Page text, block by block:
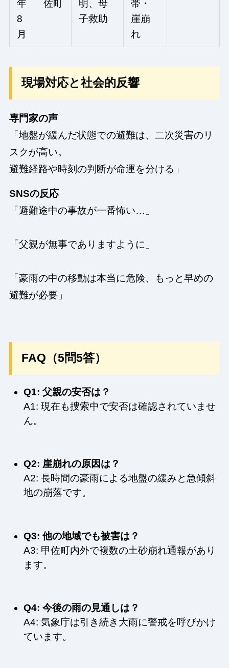
年
8
月
佐町
明、母
子救助
帯・
崖崩
れ
現場対応と社会的反響
専門家の声
「地盤が緩んだ状態での避難は、二次災害のリ
スクが高い。
避難経路や時刻の判断が命運を分ける」
SNSの反応
「避難途中の事故が一番怖い…」
「父親が無事でありますように」
「豪雨の中の移動は本当に危険、もっと早めの
避難が必要」
FAQ（5問5答）
Q1: 父親の安否は？
A1: 現在も捜索中で安否は確認されていませ
ん。
Q2: 崖崩れの原因は？
A2: 長時間の豪雨による地盤の緩みと急傾斜
地の崩落です。
Q3: 他の地域でも被害は？
A3: 甲佐町内外で複数の土砂崩れ通報があり
ます。
Q4: 今後の雨の見通しは？
A4: 気象庁は引き続き大雨に警戒を呼びかけ
ています。